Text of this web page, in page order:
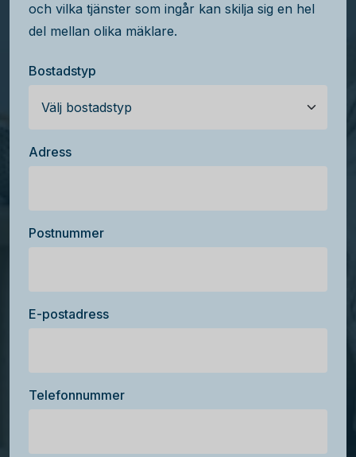
och vilka tjänster som ingår kan skilja sig en hel
del mellan olika mäklare.
Bostadstyp
Adress
Postnummer
E-postadress
Telefonnummer